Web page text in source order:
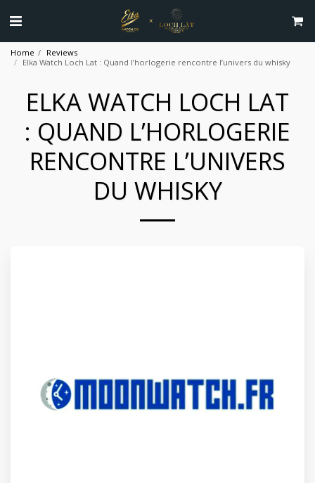
Home
Reviews
Elka Watch Loch Lat : Quand l’horlogerie rencontre l’univers du whisky
ELKA WATCH LOCH LAT
: QUAND L’HORLOGERIE
RENCONTRE L’UNIVERS
DU WHISKY